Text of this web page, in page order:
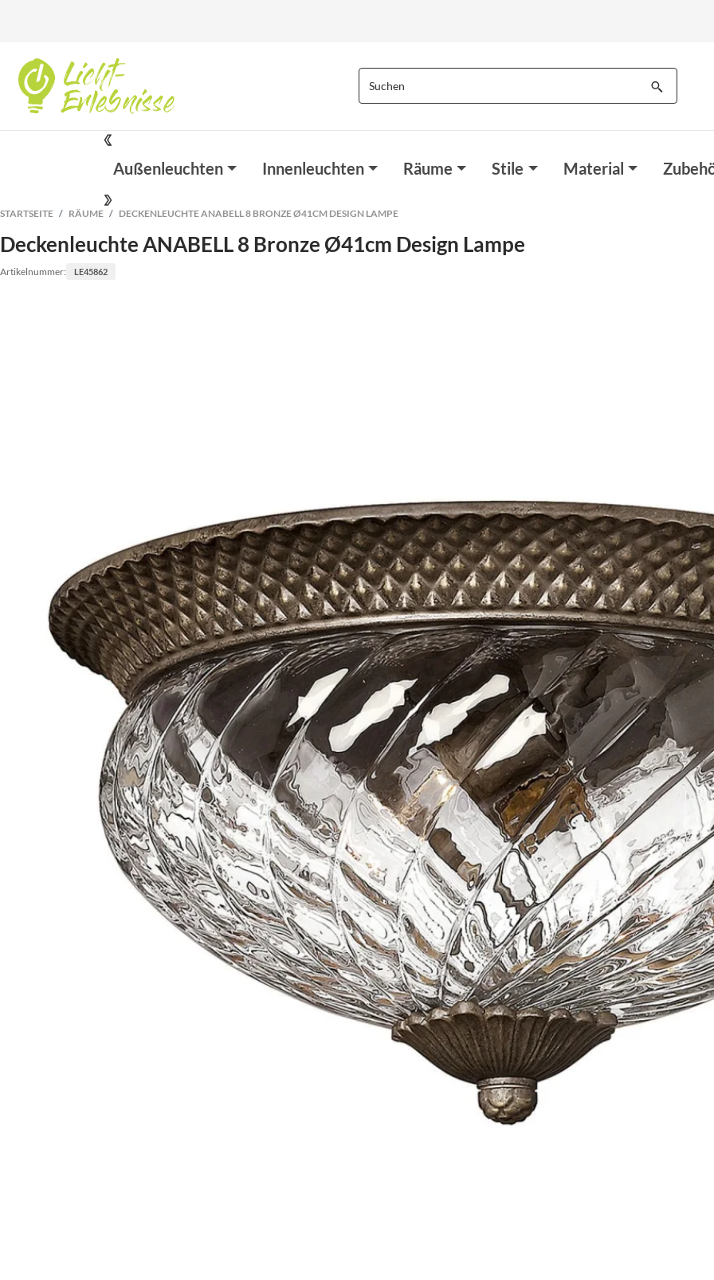
Außenleuchten Innenleuchten Räume Stile Material
STARTSEITE RÄUME DECKENLEUCHTE ANABELL 8 BRONZE Ø41CM DESIGN LAMPE
Deckenleuchte ANABELL 8 Bronze Ø41cm Design Lampe
Artikelnummer: LE45862